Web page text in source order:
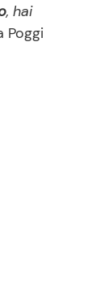
, hai
Poggi